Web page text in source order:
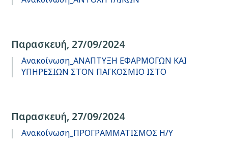
Παρασκευή, 27/09/2024
Ανακοίνωση_ΑΝΑΠΤΥΞΗ ΕΦΑΡΜΟΓΩΝ ΚΑΙ
ΥΠΗΡΕΣΙΩΝ ΣΤΟΝ ΠΑΓΚΟΣΜΙΟ ΙΣΤΟ
Παρασκευή, 27/09/2024
Ανακοίνωση_ΠΡΟΓΡΑΜΜΑΤΙΣΜΟΣ Η/Υ